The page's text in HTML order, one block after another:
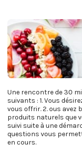
Une rencontre de 30
suivants : 1. Vous
vous offrir. 2. ous avez
produits naturels que
suivi suite à une
questions vous
en cours.